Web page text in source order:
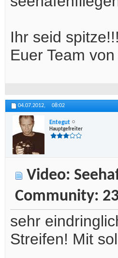
Ihr seid spitze!!!
Euer Team
04.07.2012, 08:02
Entegut
Hauptgefreiter
Video:
Community:
sehr
Streifen! Mit